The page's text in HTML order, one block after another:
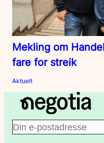
Mekling om
fare for streik
Aktuelt
E